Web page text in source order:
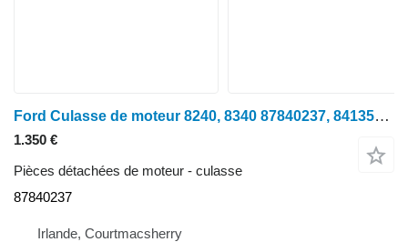
Ford Culasse de moteur 8240, 8340 87840237, 84135248, 87801989, 841 pour tracteur à roues
1.350 €
Pièces détachées de moteur - culasse
87840237
Irlande, Courtmacsherry